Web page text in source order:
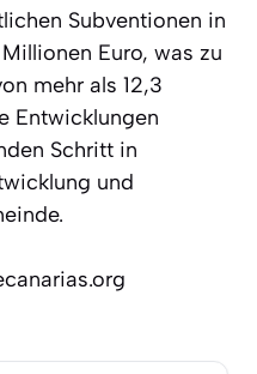
Subventionen in
Euro, was zu
mehr als 12,3
Entwicklungen
Schritt in
und